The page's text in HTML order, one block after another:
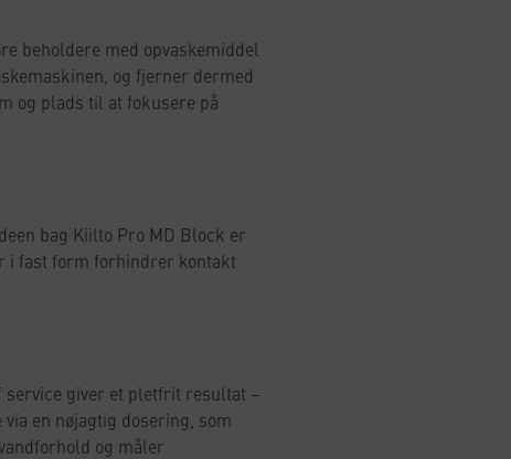
beholdere med opvaskemiddel
og fjerner dermed
og plads til at fokusere på
bag Kiilto Pro MD Block er
i fast form forhindrer kontakt
service giver et pletfrit resultat –
en nøjagtig dosering, som
og måler